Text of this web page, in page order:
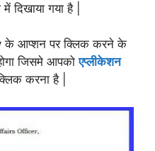
गया है |
आप्शन पर क्लिक करने के
जिसमे आपकोएप्लीकेशन
करना है |